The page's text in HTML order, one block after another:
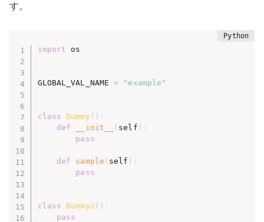
す。
import os
GLOBAL_VAL_NAME = "example"
class Dummy ( ) :
def
__init__ ( self ) :
pass
def sample ( self ) :
pass
class Dummy2 ( ) :
pass